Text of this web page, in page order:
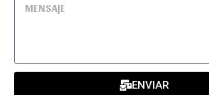
ENVIAR